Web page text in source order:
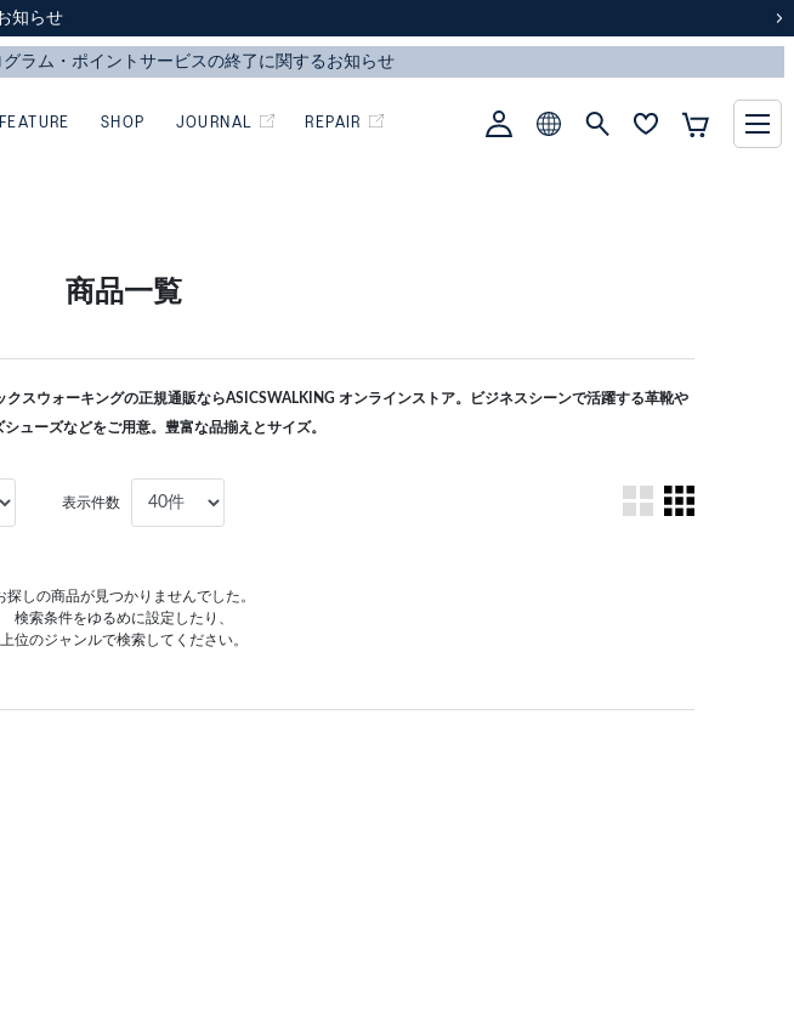
改定のお知らせ
知らせ
改定のお知らせ
知らせ
FEATURE SHOP JOURNAL REPAIR
商品一覧
クスウォーキングの正規通販ならASICSWALKING オンラインストア。ビジネスシーンで活躍する革靴や
ューズなどをご用意。豊富な品揃えとサイズ。
表示件数
探しの商品が見つかりませんでした。
検索条件をゆるめに設定したり、
上位のジャンルで検索してください。